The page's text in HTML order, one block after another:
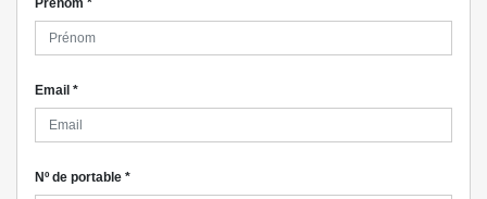
Prénom *
Email *
Nº de portable *